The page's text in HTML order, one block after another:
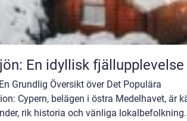
En idyllisk fjällupplevelse
Grundlig Översikt över Det Populära
Cypern, belägen i östra Medelhavet, är
rik historia och vänliga